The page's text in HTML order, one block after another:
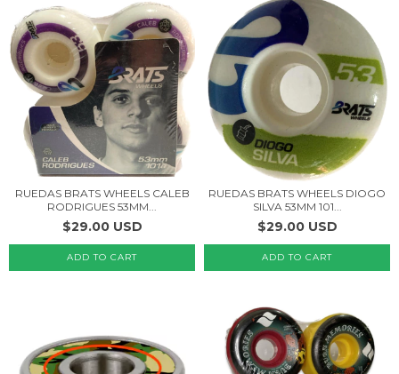
RUEDAS BRATS WHEELS CALEB
RODRIGUES 53MM...
$29.00 USD
ADD TO CART
RUEDAS BRATS WHEELS DIOGO
SILVA 53MM 101...
$29.00 USD
ADD TO CART